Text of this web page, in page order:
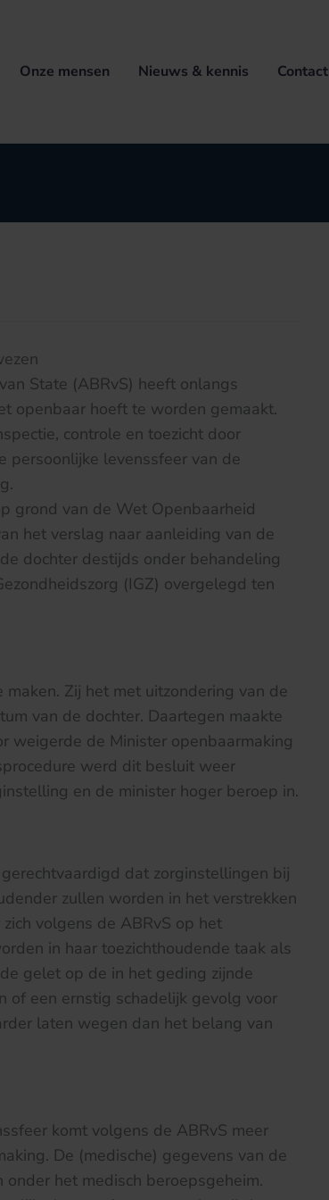
Onze mensen Nieuws & kennis Contact
State (ABRvS) heeft onlangs
openbaar hoeft te worden gemaakt.
controle en toezicht door
persoonlijke levenssfeer van de
grond van de Wet Openbaarheid
het verslag naar aanleiding van de
dochter destijds onder behandeling
(IGZ) overgelegd ten
Zij het met uitzondering van de
van de dochter. Daartegen maakte
weigerde de Minister openbaarmaking
werd dit besluit weer
en de minister hoger beroep in.
dat zorginstellingen bij
zullen worden in het verstrekken
volgens de ABRvS op het
in haar toezichthoudende taak als
gelet op de in het geding zijnde
of een ernstig schadelijk gevolg voor
laten wegen dan het belang van
komt volgens de ABRvS meer
De (medische) gegevens van de
het medisch beroepsgeheim.